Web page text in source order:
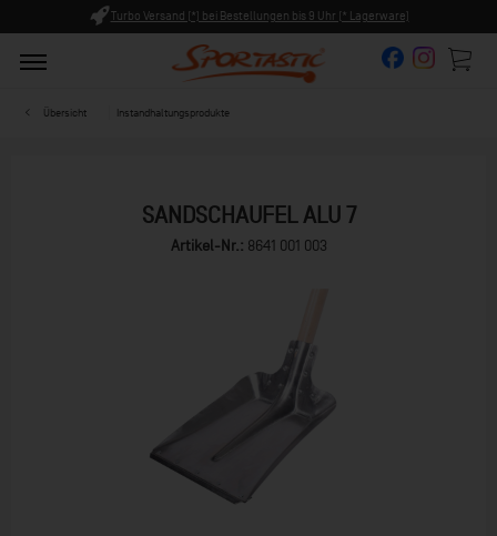
bis 9 Uhr (* Lagerware) Persönliche Beratung ab 8:00
Übersicht Instandhaltungsprodukte
SANDSCHAUFEL ALU 7
Artikel-Nr.: 8641 001 003